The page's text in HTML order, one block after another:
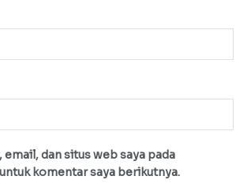
email, dan situs web saya pada
komentar saya berikutnya.